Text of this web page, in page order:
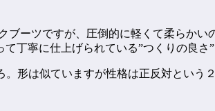
ーツですが、圧倒的に軽くて柔らかい
丁寧に仕上げられている”つくりの良さ”
形は似ていますが性格は正反対という